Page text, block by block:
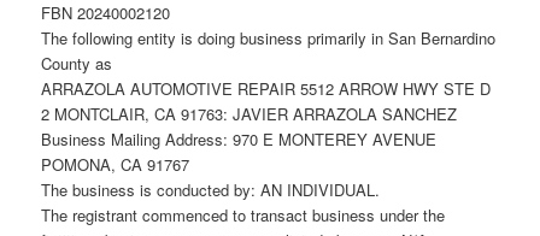
FBN 20240002120
The following entity is doing business primarily in San Bernardino
County as
ARRAZOLA AUTOMOTIVE REPAIR 5512 ARROW HWY STE D
2 MONTCLAIR, CA 91763: JAVIER ARRAZOLA SANCHEZ
Business Mailing Address: 970 E MONTEREY AVENUE
POMONA, CA 91767
The business is conducted by: AN INDIVIDUAL.
The registrant commenced to transact business under the